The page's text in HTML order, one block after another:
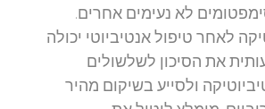
לא נעימים אחרים.
לאחר טיפול אנטיביוטי יכולה
את הסיכון לשלשולים
ולסייע בשיקום מהיר